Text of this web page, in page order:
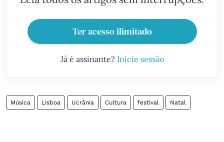
Ter acesso ilimitado
Já é assinante? Inicie sessão
Música Lisboa Ucrânia Cultura festival Natal